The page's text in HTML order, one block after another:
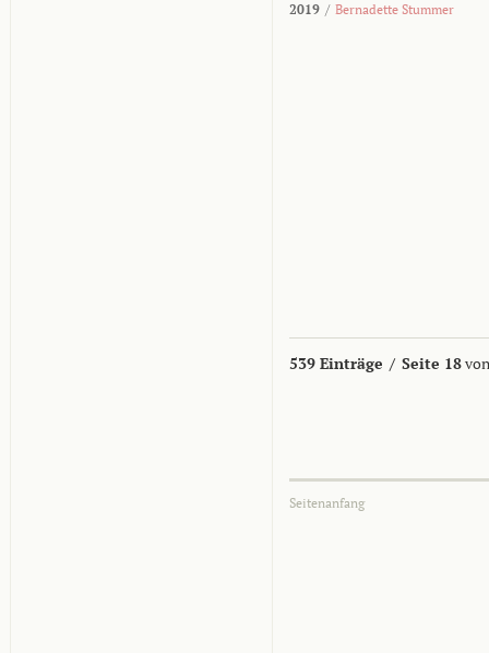
2019 / Bernadette Stummer
539 Einträge / Seite 18
Seitenanfang